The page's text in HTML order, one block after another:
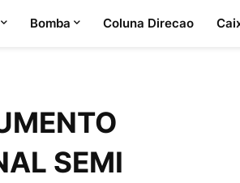
Bomba Coluna Direcao
SEMI